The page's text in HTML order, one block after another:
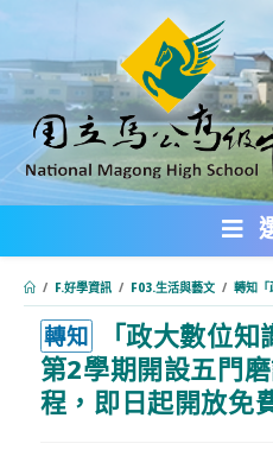
轉
主
要
內
/ F.好學資訊 / F03.生活與藝文 / 轉知「
轉知
「政大數位
第2學期開設五門
程，即日起開放免